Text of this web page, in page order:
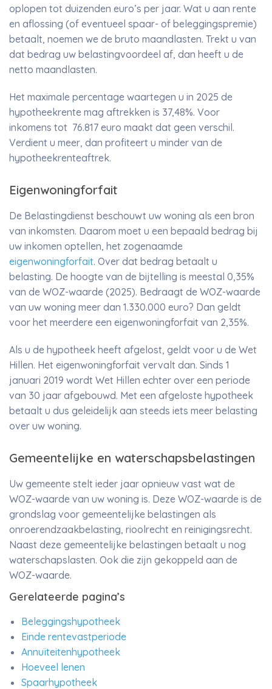
oplopen tot duizenden euro’s per jaar. Wat u aan rente
en aflossing (of eventueel spaar- of beleggingspremie)
betaalt, noemen we de bruto maandlasten. Trekt u van
dat bedrag uw belastingvoordeel af, dan heeft u de
netto maandlasten.
Het maximale percentage waartegen u in 2025 de
hypotheekrente mag aftrekken is 37,48%. Voor
inkomens tot 76.817 euro maakt dat geen verschil.
Verdient u meer, dan profiteert u minder van de
hypotheekrenteaftrek.
Eigenwoningforfait
De Belastingdienst beschouwt uw woning als een bron
van inkomsten. Daarom moet u een bepaald bedrag bij
uw inkomen optellen, het zogenaamde
eigenwoningforfait. Over dat bedrag betaalt u
belasting. De hoogte van de bijtelling is meestal 0,35%
van de WOZ-waarde (2025). Bedraagt de WOZ-waarde
van uw woning meer dan 1.330.000 euro? Dan geldt
voor het meerdere een eigenwoningforfait van 2,35%.
Als u de hypotheek heeft afgelost, geldt voor u de Wet
Hillen. Het eigenwoningforfait vervalt dan. Sinds 1
januari 2019 wordt Wet Hillen echter over een periode
van 30 jaar afgebouwd. Met een afgeloste hypotheek
betaalt u dus geleidelijk aan steeds iets meer belasting
over uw woning.
Gemeentelijke en waterschapsbelastingen
Uw gemeente stelt ieder jaar opnieuw vast wat de
WOZ-waarde van uw woning is. Deze WOZ-waarde is de
grondslag voor gemeentelijke belastingen als
onroerendzaakbelasting, rioolrecht en reinigingsrecht.
Naast deze gemeentelijke belastingen betaalt u nog
waterschapslasten. Ook die zijn gekoppeld aan de
WOZ-waarde.
Gerelateerde pagina’s
Beleggingshypotheek
Einde rentevastperiode
Annuïteitenhypotheek
Hoeveel lenen
Spaarhypotheek